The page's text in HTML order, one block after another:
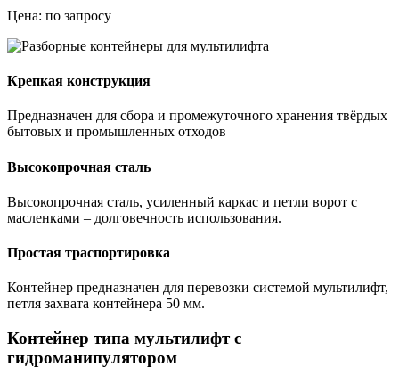
Цена: по запросу
Крепкая конструкция
Предназначен для сбора и промежуточного хранения твёрдых
бытовых и промышленных отходов
Высокопрочная сталь
Высокопрочная сталь, усиленный каркас и петли ворот с
масленками – долговечность использования.
Простая траспортировка
Контейнер предназначен для перевозки системой мультилифт,
петля захвата контейнера 50 мм.
Контейнер типа мультилифт с
гидроманипулятором